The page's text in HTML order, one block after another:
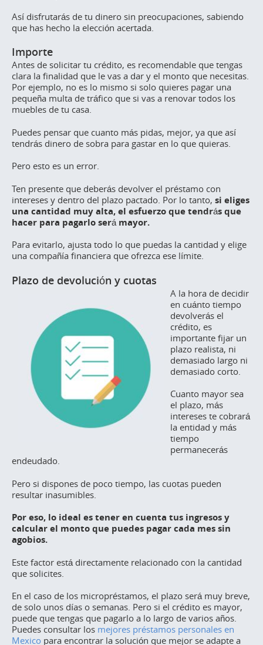
Así disfrutarás de tu dinero sin preocupaciones, sabiendo
que has hecho la elección acertada.
Importe
Antes de solicitar tu crédito, es recomendable que tengas
clara la finalidad que le vas a dar y el monto que necesitas.
Por ejemplo, no es lo mismo si solo quieres pagar una
pequeña multa de tráfico que si vas a renovar todos los
muebles de tu casa.
Puedes pensar que cuanto más pidas, mejor, ya que así
tendrás dinero de sobra para gastar en lo que quieras.
Pero esto es un error.
Ten presente que deberás devolver el préstamo con
intereses y dentro del plazo pactado. Por lo tanto, si eliges
una cantidad muy alta, el esfuerzo que tendrás que
hacer para pagarlo será mayor.
Para evitarlo, ajusta todo lo que puedas la cantidad y elige
una compañía financiera que ofrezca ese límite.
Plazo de devolución y cuotas
A la hora de decidir
en cuánto tiempo
devolverás el
crédito, es
importante fijar un
plazo realista, ni
demasiado largo ni
demasiado corto.
Cuanto mayor sea
el plazo, más
intereses te cobrará
la entidad y más
tiempo
permanecerás
endeudado.
Pero si dispones de poco tiempo, las cuotas pueden
resultar inasumibles.
Por eso, lo ideal es tener en cuenta tus ingresos y
calcular el monto que puedes pagar cada mes sin
agobios.
Este factor está directamente relacionado con la cantidad
que solicites.
En el caso de los micropréstamos, el plazo será muy breve,
de solo unos días o semanas. Pero si el crédito es mayor,
puede que tengas que pagarlo a lo largo de varios años.
Puedes consultar los mejores préstamos personales en
Mexico para encontrar la solución que mejor se adapte a